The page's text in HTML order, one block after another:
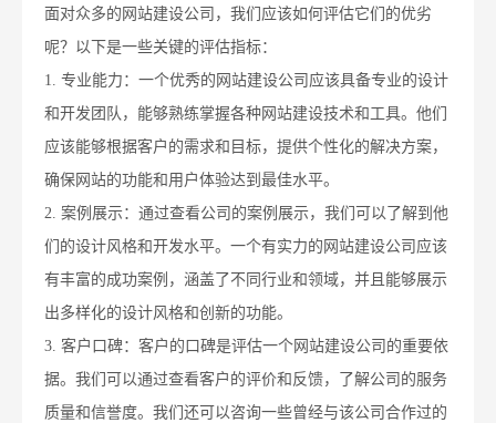
面对众多的网站建设公司，我们应该如何评估它们的优劣
呢？以下是一些关键的评估指标：
1. 专业能力：一个优秀的网站建设公司应该具备专业的设计
和开发团队，能够熟练掌握各种网站建设技术和工具。他们
应该能够根据客户的需求和目标，提供个性化的解决方案，
确保网站的功能和用户体验达到最佳水平。
2. 案例展示：通过查看公司的案例展示，我们可以了解到他
们的设计风格和开发水平。一个有实力的网站建设公司应该
有丰富的成功案例，涵盖了不同行业和领域，并且能够展示
出多样化的设计风格和创新的功能。
3. 客户口碑：客户的口碑是评估一个网站建设公司的重要依
据。我们可以通过查看客户的评价和反馈，了解公司的服务
质量和信誉度。我们还可以咨询一些曾经与该公司合作过的